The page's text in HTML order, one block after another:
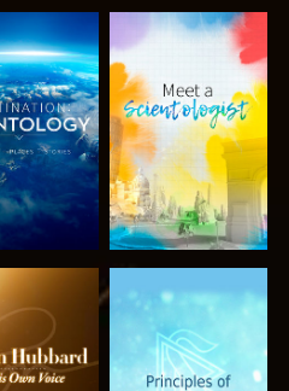
DE
VERKEN DE
SERIE